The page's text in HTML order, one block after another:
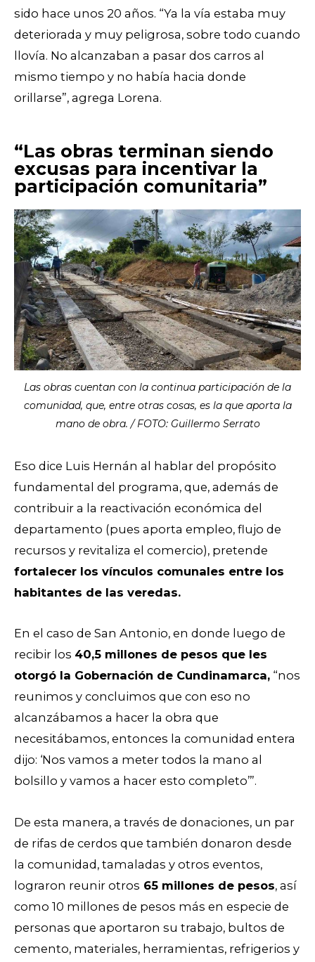
sido hace unos 20 años. “Ya la vía estaba muy
deteriorada y muy peligrosa, sobre todo cuando
llovía. No alcanzaban a pasar dos carros al
mismo tiempo y no había hacia donde
orillarse”, agrega Lorena.
“Las obras terminan siendo
excusas para incentivar la
participación comunitaria”
Las obras cuentan con la continua participación de la
comunidad, que, entre otras cosas, es la que aporta la
mano de obra. / FOTO: Guillermo Serrato
Eso dice Luis Hernán al hablar del propósito
fundamental del programa, que, además de
contribuir a la reactivación económica del
departamento (pues aporta empleo, flujo de
recursos y revitaliza el comercio), pretende
fortalecer los vínculos comunales entre los
habitantes de las veredas.
En el caso de San Antonio, en donde luego de
recibir los 40,5 millones de pesos que les
otorgó la Gobernación de Cundinamarca, “nos
reunimos y concluimos que con eso no
alcanzábamos a hacer la obra que
necesitábamos, entonces la comunidad entera
dijo: ‘Nos vamos a meter todos la mano al
bolsillo y vamos a hacer esto completo’”.
De esta manera, a través de donaciones, un par
de rifas de cerdos que también donaron desde
la comunidad, tamaladas y otros eventos,
lograron reunir otros 65 millones de pesos, así
como 10 millones de pesos más en especie de
personas que aportaron su trabajo, bultos de
cemento, materiales, herramientas, refrigerios y